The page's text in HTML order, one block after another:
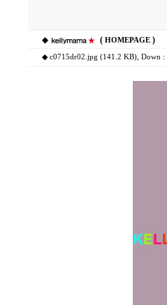
◆ ( HOMEPAGE )
◆ c0715dr02.jpg (141.2 KB) , Down :